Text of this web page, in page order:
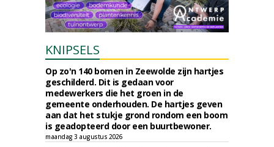
KNIPSELS
Op zo'n 140 bomen in Zeewolde zijn hartjes
geschilderd. Dit is gedaan voor
medewerkers die het groen in de
gemeente onderhouden. De hartjes geven
aan dat het stukje grond rondom een boom
is geadopteerd door een buurtbewoner.
maandag 3 augustus 2026